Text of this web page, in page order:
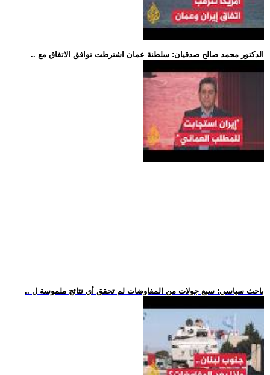
.. الدكتور محمد صالح صدقيان: سلطنة عمان اشترطت توافق الاتفاق مع
.. باحث سياسي: سبع جولات من المفاوضات لم تحقق أي نتائج ملموسة ل